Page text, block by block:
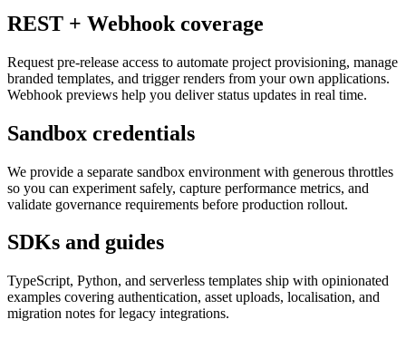
REST + Webhook coverage
Request pre-release access to automate project provisioning, manage
branded templates, and trigger renders from your own applications.
Webhook previews help you deliver status updates in real time.
Sandbox credentials
We provide a separate sandbox environment with generous throttles
so you can experiment safely, capture performance metrics, and
validate governance requirements before production rollout.
SDKs and guides
TypeScript, Python, and serverless templates ship with opinionated
examples covering authentication, asset uploads, localisation, and
migration notes for legacy integrations.